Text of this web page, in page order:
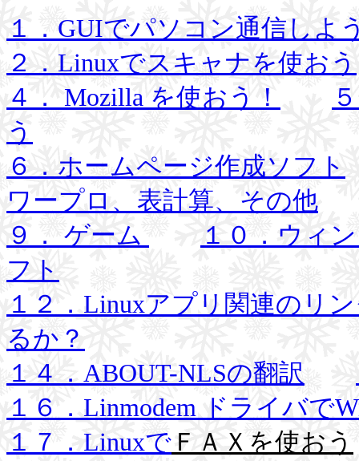
１．GUIでパソコン通信しよ
２．Linuxでスキャナを使おう
４． Mozilla を使おう！
う
６．ホームページ作成ソフト
ワープロ、表計算、その他
９． ゲーム
１０．ウィ
フト
１２．Linuxアプリ関連のリ
るか？
１４．ABOUT-NLSの翻訳
１６．Linmodem ドライバで
１７．Linuxで ＦＡＸを使おう